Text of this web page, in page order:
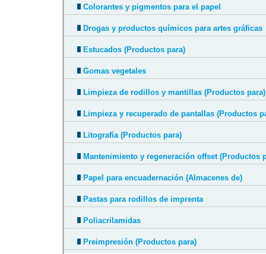
Colorantes y pigmentos para el papel
Drogas y productos químicos para artes gráficas
Estucados (Productos para)
Gomas vegetales
Limpieza de rodillos y mantillas (Productos para)
Limpieza y recuperado de pantallas (Productos
Litografía (Productos para)
Mantenimiento y regeneración offset (Productos
Papel para encuadernación (Almacenes de)
Pastas para rodillos de imprenta
Poliacrilamidas
Preimpresión (Productos para)